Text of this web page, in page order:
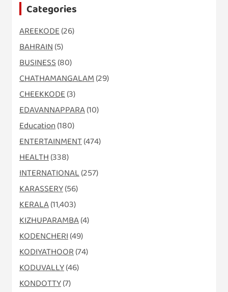
Categories
AREEKODE(26)
BAHRAIN(5)
BUSINESS(80)
CHATHAMANGALAM(29)
CHEEKKODE(3)
EDAVANNAPPARA(10)
Education(180)
ENTERTAINMENT(474)
HEALTH(338)
INTERNATIONAL(257)
KARASSERY(56)
KERALA(11,403)
KIZHUPARAMBA(4)
KODENCHERI(49)
KODIYATHOOR(74)
KODUVALLY(46)
KONDOTTY(7)